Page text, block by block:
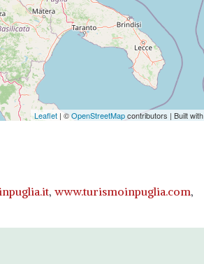
Leaflet| ©OpenStreetMapcontributors | Built with
, www.turismoinpuglia.com,